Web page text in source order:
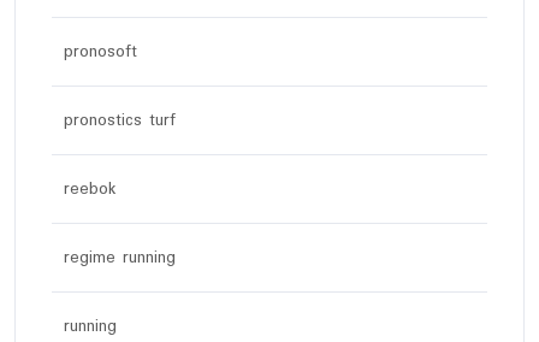
pronosoft
pronostics turf
reebok
regime running
running